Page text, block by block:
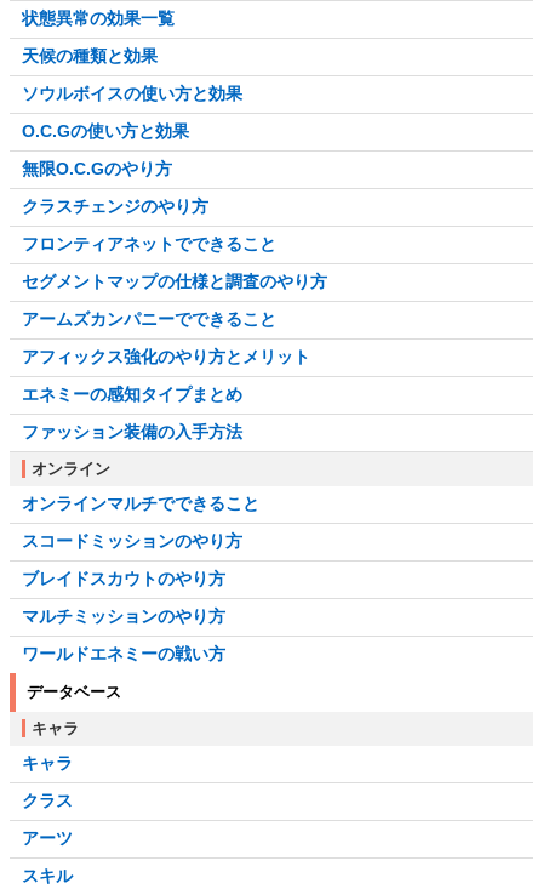
状態異常の効果一覧
天候の種類と効果
ソウルボイスの使い方と効果
O.C.Gの使い方と効果
無限O.C.Gのやり方
クラスチェンジのやり方
フロンティアネットでできること
セグメントマップの仕様と調査のやり方
アームズカンパニーでできること
アフィックス強化のやり方とメリット
エネミーの感知タイプまとめ
ファッション装備の入手方法
オンライン
オンラインマルチでできること
スコードミッションのやり方
ブレイドスカウトのやり方
マルチミッションのやり方
ワールドエネミーの戦い方
データベース
キャラ
キャラ
クラス
アーツ
スキル